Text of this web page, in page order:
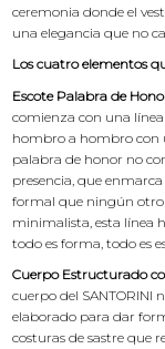
ceremonia donde el
una elegancia que no
Los cuatro elementos
Escote Palabra de
comienza con una
hombro a hombro con
palabra de honor no
presencia, que
formal que ningún otro
minimalista, esta línea
todo es forma, todo es
Cuerpo Estructurado
cuerpo del SANTORINI
elaborado para dar
costuras de sastre que